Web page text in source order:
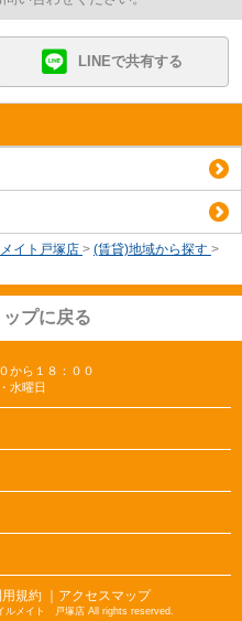
LINEで共有する
イト戸塚店 > (賃貸)地域から探す >
プに戻る
から１８：００
水曜日
規約 ｜アクセスマップ
ルメイト 戸塚店 All rights reserved.